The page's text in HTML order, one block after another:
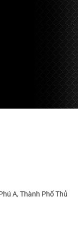
A, Thành Phố Thủ